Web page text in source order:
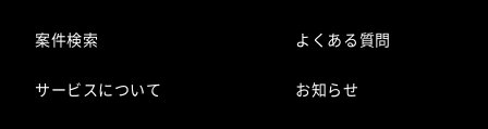
案件検索
サービスについて
よくある質問
お知らせ